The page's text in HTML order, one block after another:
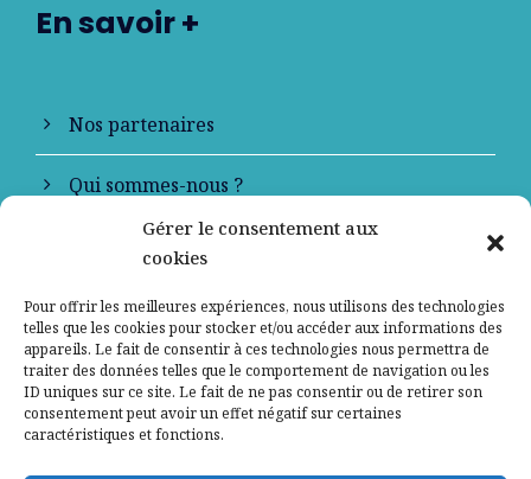
Gérer le consentement aux
cookies
Pour offrir les meilleures expériences, nous utilisons des technologies
telles que les cookies pour stocker et/ou accéder aux informations des
appareils. Le fait de consentir à ces technologies nous permettra de
traiter des données telles que le comportement de navigation ou les
ID uniques sur ce site. Le fait de ne pas consentir ou de retirer son
consentement peut avoir un effet négatif sur certaines
caractéristiques et fonctions.
En savoir +
Nos partenaires
Qui sommes-nous ?
Contactez-nous
Mentions légales
Politique de confidentialité